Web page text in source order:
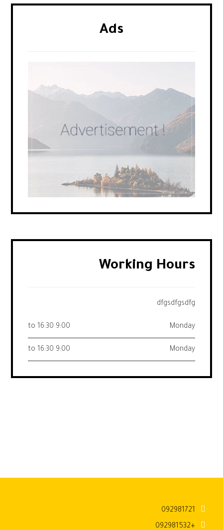
Ads
Working Hours
dfgsdfgsdfg
Monday
9:00 to 16:30
Monday
9:00 to 16:30
092981721
+092981532